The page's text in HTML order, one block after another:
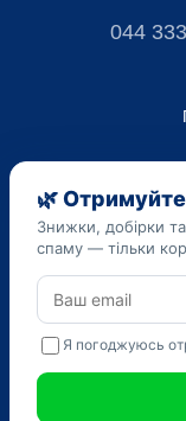
044
Приведенная
исключительно
нашу информацию
Лечащий врач может
САМОЛЕЧЕНИЕ